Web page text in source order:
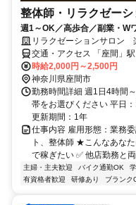
整体師・リラクゼーシ
週1～OK／高歩合／副業・W
リラクゼーションサロン
交通・アクセス 「座間」
※無料駐車場あり
時給2,000円～2,500円
神奈川県座間市
勤務時間詳細 週1日4時間
帯をお選びください 平日
更新期間：1年
仕事内容 雇用形態：業務
ト、整体師 ★こんなあな
で稼ぎたい ✅ 他店勤務と
主婦・主夫歓迎 バイク通勤OK
有資格者歓迎
研修あり ブランク